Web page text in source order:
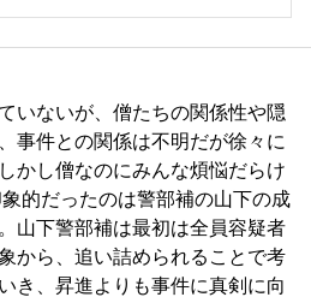
いないが、僧たちの関係性や隠
事件との関係は不明だが徐々に
かし僧なのにみんな煩悩だらけ
的だったのは警部補の山下の成
山下警部補は最初は全員容疑者
から、追い詰められることで考
き、昇進よりも事件に真剣に向